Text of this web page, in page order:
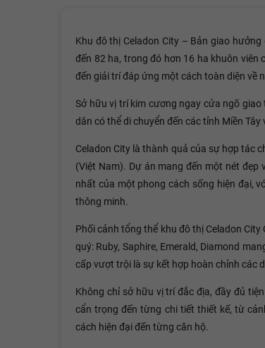
Khu đô thị Celadon City – Bản giao
đến 82 ha, trong đó hơn 16 ha khuôn viên
đến giải trí đáp ứng một cách toàn diện về
Sở hữu vị trí kim cương ngay cửa ngõ
dân có thể di chuyển đến các tỉnh Miền
Celadon City là thành quả của sự hợp tác
(Việt Nam). Dự án mang đến một nét
nhất của một phong cách sống hiện đại,
thông minh.
Phối cảnh tổng thể khu đô thị Celadon
quý: Ruby, Saphire, Emerald, Diamond
cấp vượt trội là sự kết hợp hoàn chỉnh các
Không chỉ sở hữu vị trí đắc địa, đầy đủ
cẩn trọng đến từng chi tiết thiết kế, từ
cách hiện đại đến từng căn hộ.